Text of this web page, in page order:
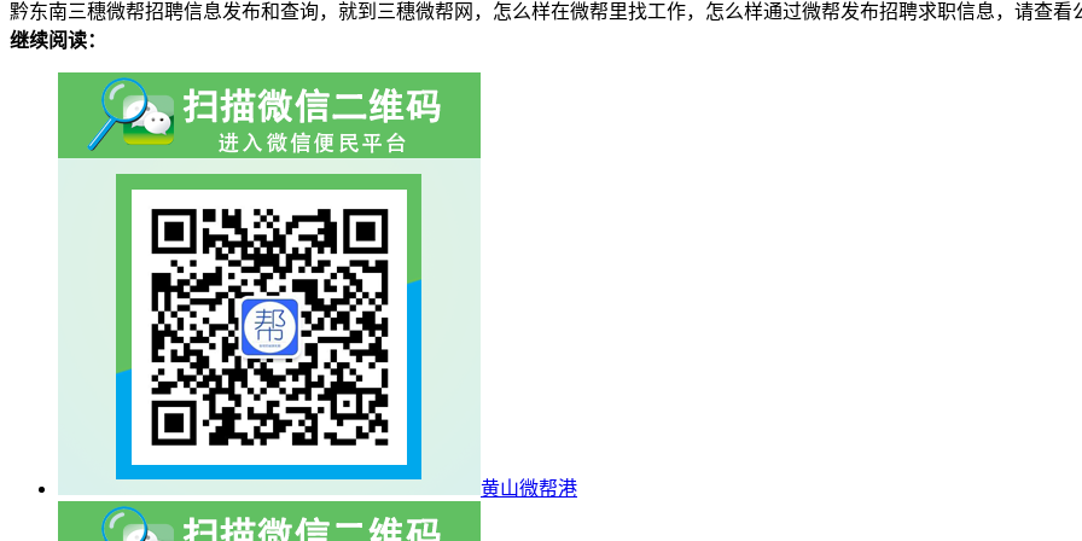
黔东南三穗微帮招聘信息发布和查询，就到三穗微帮网，怎么样在微帮里找工作，怎么样通过微帮发布招聘求职信息，请查看
继续阅读：
黄山微帮港